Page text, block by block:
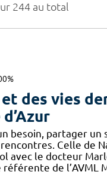
244 au total
et des vies
besoin, partager un
Celle de
avec le docteur
référente de l’AVML